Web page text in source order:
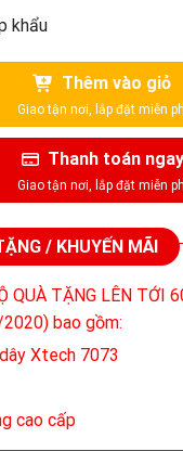
khẩu
Thêm vào giỏ
Thanh toán ngay
/ KHUYẾN MÃI
QUÀ TẶNG LÊN TỚI
bao gồm:
Xtech 7073
cao cấp